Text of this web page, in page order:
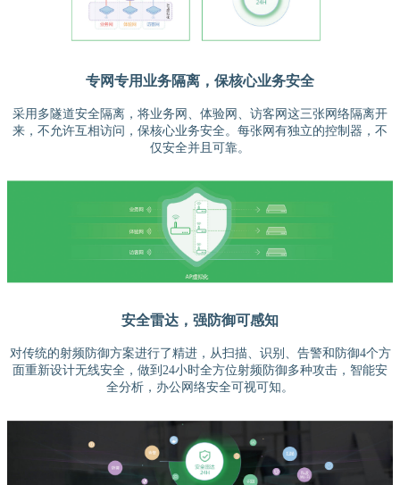
专网专用业务隔离，保核心业务安全
采用多隧道安全隔离，将业务网、体验网、访客网这三张网络隔离开
来，不允许互相访问，保核心业务安全。每张网有独立的控制器，不
仅安全并且可靠。
安全雷达，强防御可感知
对传统的射频防御方案进行了精进，从扫描、识别、告警和防御4个方
面重新设计无线安全，做到24小时全方位射频防御多种攻击，智能安
全分析，办公网络安全可视可知。